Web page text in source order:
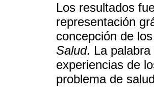
Los resultados
representación
concepción de
Salud. La
experiencias de
problema de